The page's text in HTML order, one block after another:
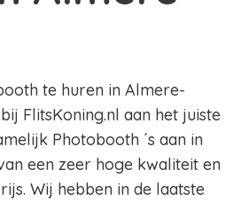
te huren in Almere-
FlitsKoning.nl aan het juiste
Photobooth ´s aan in
een zeer hoge kwaliteit en
Wij hebben in de laatste